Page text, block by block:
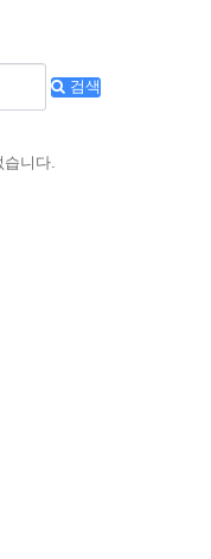
검색
습니다.